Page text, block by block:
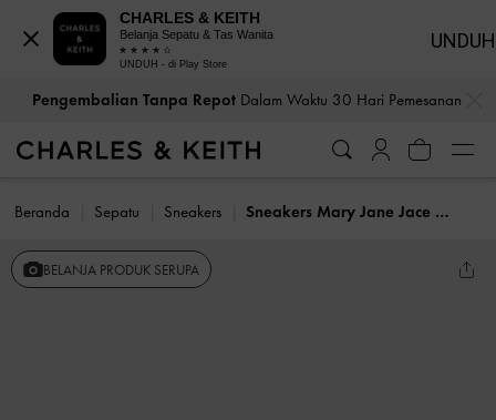
Pengembalian Tanpa RepotDalam Waktu 30 Hari Pemesanan
Beranda Sepatu Sneakers Sneakers Mary Jane Jace Metallic Leather
BELANJA PRODUK SERUPA
CHARLES & KEITH
Belanja Sepatu & Tas Wanita
UNDUH - di Play Store
UNDUH